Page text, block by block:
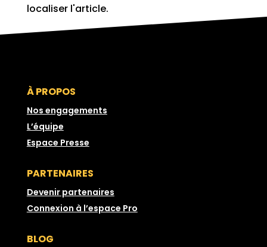
localiser l'article.
À PROPOS
Nos engagements
L’équipe
Espace Presse
PARTENAIRES
Devenir partenaires
Connexion à l’espace Pro
BLOG